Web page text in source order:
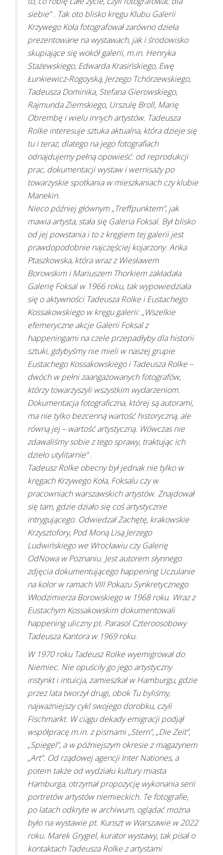
siebie” . Tak oto blisko kręgu Klubu Galerii
Krzywego Koła fotografował zarówno dzieła
prezentowane na wystawach, jak i środowisko
skupiające się wokół galerii, m.in. Henryka
Stażewskiego, Edwarda Krasińskiego, Ewę
Łunkiewicz-Rogoyską, Jerzego Tchórzewskiego,
Tadeusza Dominika, Stefana Gierowskiego,
Rajmunda Ziemskiego, Urszulę Broll, Marię
Obrembę i wielu innych artystów. Tadeusza
Rolke interesuje sztuka aktualna, która dzieje się
tu i teraz, dlatego na jego fotografiach
odnajdujemy pełną opowieść: od reprodukcji
prac, dokumentacji wystaw i wernisaży po
towarzyskie spotkania w mieszkaniach czy klubie
Manekin.
Nieco później głównym „Treffpunktem”, jak
mawia artysta, stała się Galeria Foksal. Był blisko
od jej powstania i to z kręgiem tej galerii jest
prawdopodobnie najczęściej kojarzony. Anka
Ptaszkowska, która wraz z Wiesławem
Borowskim i Mariuszem Thorkiem zakładała
Galerię Foksal w 1966 roku, tak wypowiedziała
się o aktywności Tadeusza Rolke i Eustachego
Kossakowskiego w kręgu galerii: „Wszelkie
efemeryczne akcje Galerii Foksal z
happeningami na czele przepadłyby dla historii
sztuki, gdybyśmy nie mieli w naszej grupie
Eustachego Kossakowskiego i Tadeusza Rolke –
dwóch w pełni zaangażowanych fotografów,
którzy towarzyszyli wszystkim wydarzeniom.
Dokumentacja fotograficzna, której są autorami,
ma nie tylko bezcenną wartość historyczną, ale
równą jej – wartość artystyczną. Wówczas nie
zdawaliśmy sobie z tego sprawy, traktując ich
dzieło utylitarnie” .
Tadeusz Rolke obecny był jednak nie tylko w
kręgach Krzywego Koła, Foksalu czy w
pracowniach warszawskich artystów. Znajdował
się tam, gdzie działo się coś artystycznie
intrygującego. Odwiedzał Zachętę, krakowskie
Krzysztofory, Pod Moną Lisą Jerzego
Ludwińskiego we Wrocławiu czy Galerię
OdNowa w Poznaniu. Jest autorem słynnego
zdjęcia dokumentującego happening Uczulanie
na kolor w ramach VIII Pokazu Synkretycznego
Włodzimierza Borowskiego w 1968 roku. Wraz z
Eustachym Kossakowskim dokumentowali
happening uliczny pt. Parasol Czteroosobowy
Tadeusza Kantora w 1969 roku.
W 1970 roku Tadeusz Rolke wyemigrował do
Niemiec. Nie opuściły go jego artystyczny
instynkt i intuicja, zamieszkał w Hamburgu, gdzie
przez lata tworzył drugi, obok Tu byliśmy,
najważniejszy cykl swojego dorobku, czyli
Fischmarkt. W ciągu dekady emigracji podjął
współpracę m.in. z pismami „Stern”, „Die Zeit”,
„Spiegel”, a w późniejszym okresie z magazynem
„Art”. Od rządowej agencji Inter Nationes, a
potem także od wydziału kultury miasta
Hamburga, otrzymał propozycję wykonania serii
portretów artystów niemieckich. Te fotografie,
po latach odkryte w archiwum, oglądać można
było na wystawie pt. Kunszt w Warszawie w 2022
roku. Marek Grygiel, kurator wystawy, tak pisał o
kontaktach Tadeusza Rolke z artystami